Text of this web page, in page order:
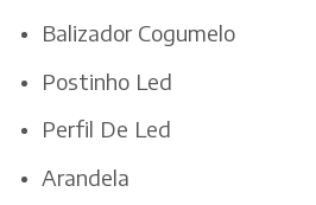
Balizador Cogumelo
Postinho Led
Perfil De Led
Arandela